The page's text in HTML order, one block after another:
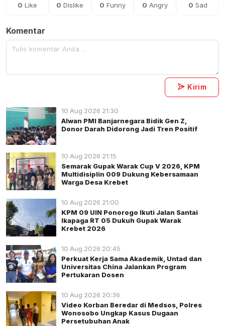
0 Like 0 Dislike 0 Funny 0 Angry 0 Sad
Komentar
Kirim
10 Aug 2026 21:30
Alwan PMI Banjarnegara Bidik Gen Z,
Donor Darah Didorong Jadi Tren Positif
10 Aug 2026 21:15
Semarak Gupak Warak Cup V 2026, KPM
Multidisiplin 009 Dukung Kebersamaan
Warga Desa Krebet
10 Aug 2026 21:00
KPM 09 UIN Ponorogo Ikuti Jalan Santai
Ikapaga RT 05 Dukuh Gupak Warak
Krebet 2026
10 Aug 2026 20:45
Perkuat Kerja Sama Akademik, Untad dan
Universitas China Jalankan Program
Pertukaran Dosen
10 Aug 2026 20:36
Video Korban Beredar di Medsos, Polres
Wonosobo Ungkap Kasus Dugaan
Persetubuhan Anak